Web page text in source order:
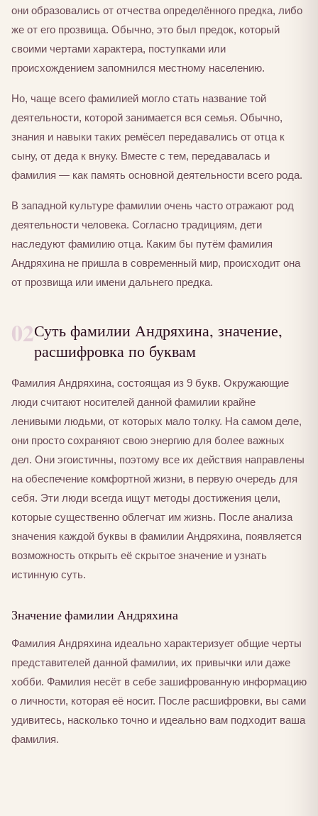
они образовались от отчества определённого предка, либо
же от его прозвища. Обычно, это был предок, который
своими чертами характера, поступками или
происхождением запомнился местному населению.
Но, чаще всего фамилией могло стать название той
деятельности, которой занимается вся семья. Обычно,
знания и навыки таких ремёсел передавались от отца к
сыну, от деда к внуку. Вместе с тем, передавалась и
фамилия — как память основной деятельности всего рода.
В западной культуре фамилии очень часто отражают род
деятельности человека. Согласно традициям, дети
наследуют фамилию отца. Каким бы путём фамилия
Андряхина не пришла в современный мир, происходит она
от прозвища или имени дальнего предка.
02Суть фамилии Андряхина, значение,
расшифровка по буквам
Фамилия Андряхина, состоящая из 9 букв. Окружающие
люди считают носителей данной фамилии крайне
ленивыми людьми, от которых мало толку. На самом деле,
они просто сохраняют свою энергию для более важных
дел. Они эгоистичны, поэтому все их действия направлены
на обеспечение комфортной жизни, в первую очередь для
себя. Эти люди всегда ищут методы достижения цели,
которые существенно облегчат им жизнь. После анализа
значения каждой буквы в фамилии Андряхина, появляется
возможность открыть её скрытое значение и узнать
истинную суть.
Значение фамилии Андряхина
Фамилия Андряхина идеально характеризует общие черты
представителей данной фамилии, их привычки или даже
хобби. Фамилия несёт в себе зашифрованную информацию
о личности, которая её носит. После расшифровки, вы сами
удивитесь, насколько точно и идеально вам подходит ваша
фамилия.